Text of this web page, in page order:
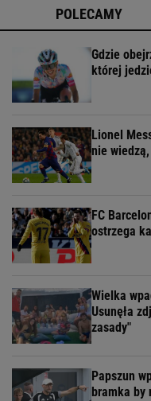
POLECAMY
Gdzie
której
Lionel
nie
FC
ostrzega
Wielka
Usunęła
zasady"
Papszun
bramka by